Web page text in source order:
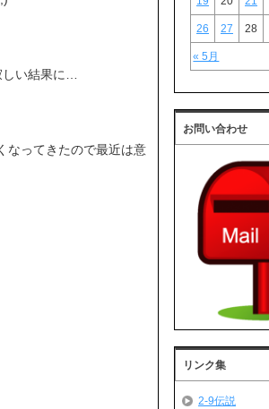
い結果に…
なってきたので最近は意
« 5月
26 27 28
お問い合わせ
リンク集
2-9伝説